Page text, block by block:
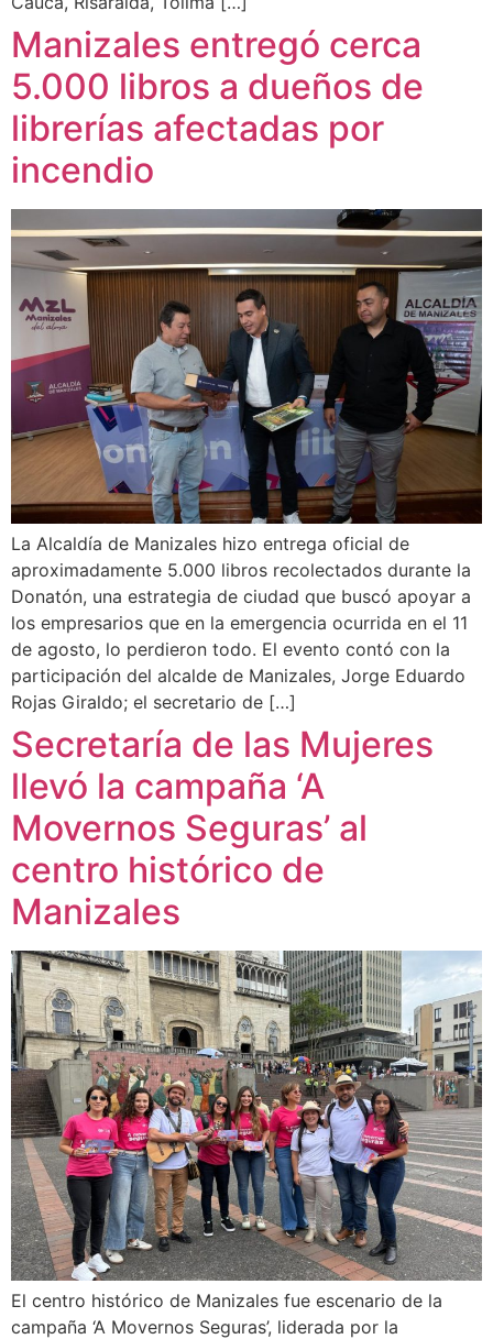
Manizales entregó cerca
5.000 libros a dueños de
librerías afectadas por
incendio
La Alcaldía de Manizales hizo entrega oficial de
aproximadamente 5.000 libros recolectados durante la
Donatón, una estrategia de ciudad que buscó apoyar a
los empresarios que en la emergencia ocurrida en el 11
de agosto, lo perdieron todo. El evento contó con la
participación del alcalde de Manizales, Jorge Eduardo
Rojas Giraldo; el secretario de […]
Secretaría de las Mujeres
llevó la campaña ‘A
Movernos Seguras’ al
centro histórico de
Manizales
El centro histórico de Manizales fue escenario de la
campaña ‘A Movernos Seguras’, liderada por la